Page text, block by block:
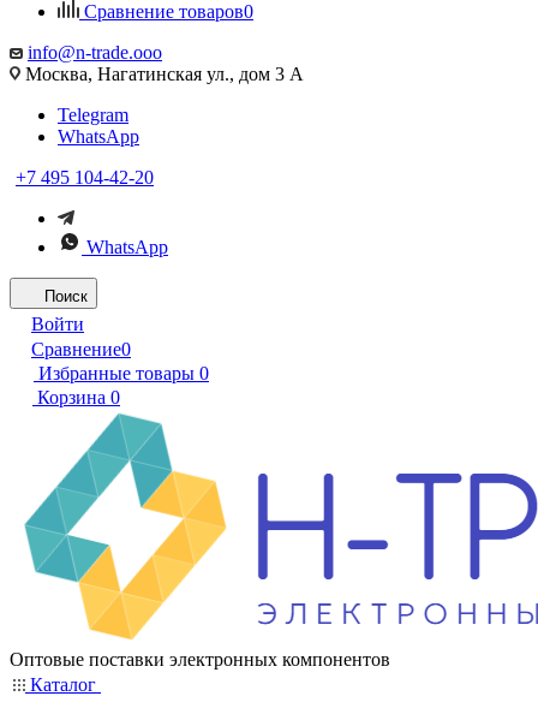
Сравнение товаров0
info@n-trade.ooo
Москва, Нагатинская ул., дом 3 А
Telegram
WhatsApp
+7 495 104-42-20
WhatsApp
Поиск
Войти
Сравнение0
Избранные товары 0
Корзина 0
Оптовые поставки электронных компонентов
Каталог